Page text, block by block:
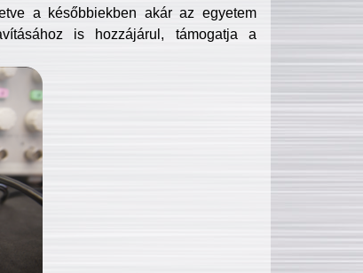
a későbbiekben akár az egyetem
is hozzájárul, támogatja a